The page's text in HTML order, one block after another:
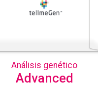
Análisis genético
Advanced